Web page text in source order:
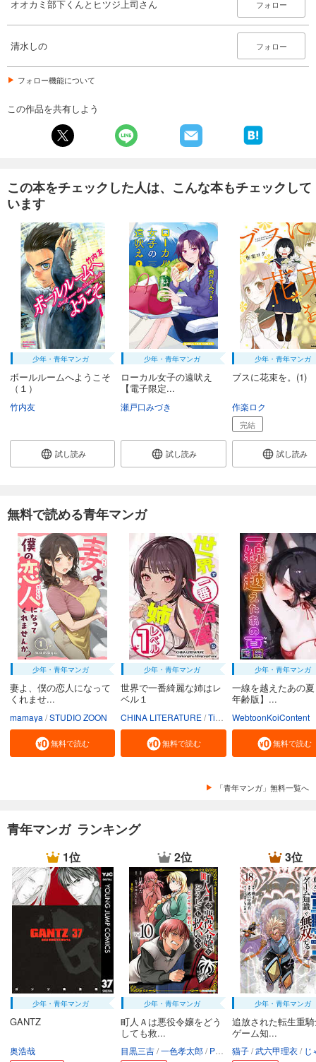
オオカミ部下くんとヒツジ上司さん フォロー
清水しの フォロー
フォロー機能について
この作品を共有しよう
この本をチェックした人は、こんな本もチェックして
います
少年・青年マンガ
ボールルームへようこそ
（１）
竹内友
試し読み
少年・青年マンガ
ローカル女子の遠吠え
【電子限定...
瀬戸口みづき
試し読み
少年・青年マンガ
ブスに花束を。(1)
作楽ロク
完結
試し読み
無料で読める青年マンガ
少年・青年マンガ
妻よ、僕の恋人になって
くれませ...
mamaya STUDIO ZOON
無料で読む
少年・青年マンガ
世界で一番綺麗な姉はレ
ベル１
CHINA LITERATURE Tiankongshu Mangongchang
無料で読む
少年・青年マンガ
一線を越えたあの
年齢版】...
WebtoonKoiContent
無料で読む
「青年マンガ」無料一覧へ
青年マンガ ランキング
1位
少年・青年マンガ
GANTZ
奥浩哉
2位
少年・青年マンガ
町人Ａは悪役令嬢をどう
しても救...
目黒三吉 一色孝太郎 Parum
3位
少年・青年マンガ
追放された転生重
ゲーム知...
猫子 武六甲理衣 じゃ